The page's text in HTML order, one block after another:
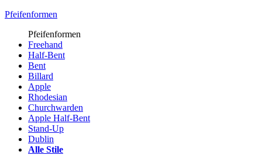
Pfeifenformen
Pfeifenformen
Freehand
Half-Bent
Bent
Billard
Apple
Rhodesian
Churchwarden
Apple Half-Bent
Stand-Up
Dublin
Alle Stile